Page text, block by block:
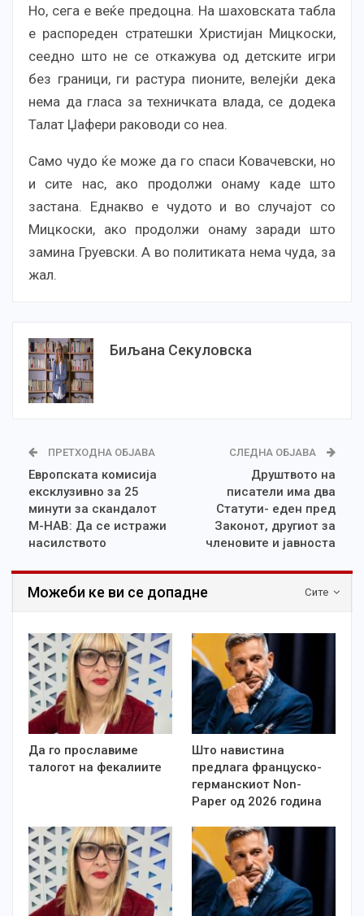
Но, сега е веќе предоцна. На шаховската табла
е распореден стратешки Христијан Мицкоски,
сеедно што не се откажува од детските игри
без граници, ги растура пионите, велејќи дека
нема да гласа за техничката влада, се додека
Талат Џафери раководи со неа.
Само чудо ќе може да го спаси Ковачевски, но
и сите нас, ако продолжи онаму каде што
застана. Еднакво е чудото и во случајот со
Мицкоски, ако продолжи онаму заради што
замина Груевски. А во политиката нема чуда, за
жал.
Биљана Секуловска
ПРЕТХОДНА ОБЈАВА
Европската комисија
ексклузивно за 25
минути за скандалот
М-НАВ: Да се истражи
насилството
СЛЕДНА ОБЈАВА
Друштвото на
писатели има два
Статути- еден пред
Законот, другиот за
членовите и јавноста
Сите
Можеби ке ви се допадне
Да го прославиме
талогот на фекалиите
Што навистина
предлага француско-
германскиот Non-
Paper од 2026 година